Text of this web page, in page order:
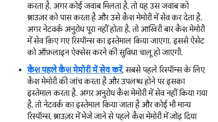
करता है. अगर कोई जवाब मिलता है, तो यह उस जवाब को
ब्राउज़र को पास करता है और उसे कैश मेमोरी में सेव कर देता है.
अगर नेटवर्क अनुरोध पूरा नहीं होता है, तो आखिरी बार कैश मेमोरी
में सेव किए गए रिस्पॉन्स का इस्तेमाल किया जाएगा. इससे ऐसेट
को ऑफ़लाइन ऐक्सेस करने की सुविधा चालू हो जाएगी.
कैश पहले कैश मेमोरी में सेव करें, सबसे पहले रिस्पॉन्स के लिए
कैश मेमोरी की जांच करता है और उपलब्ध होने पर इसका
इस्तेमाल करता है. अगर अनुरोध कैश मेमोरी में सेव नहीं किया गया
है, तो नेटवर्क का इस्तेमाल किया जाता है और कोई भी मान्य
रिस्पॉन्स, ब्राउज़र में भेजे जाने से पहले कैश मेमोरी में जोड़ दिया